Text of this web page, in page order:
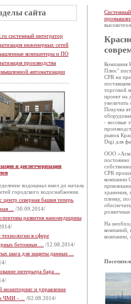
сайта
системный интегратор
инженерных сетей
компьютеры и ПО
производства
автоматизации
и диспетчеризация
водоканал имел до начала
городского водоснабжения.
центр северная башня теперь
...
/30.09.2014/
развития наномедицины
в сфере
бетонных ...
/12.08.2014/
шага для защиты данных ...
интерьера бара ...
мониторинг и управление
ЧМИ - ...
/02.08.2014/
Компания
Плюс"
CPR на
торговой
проект на
увеличить
Покупка
- весовые
рынок
Digi для
ООО
постоянно
CPR
компании
хранения,
пленку,
розничных
На
компаний,
компании,